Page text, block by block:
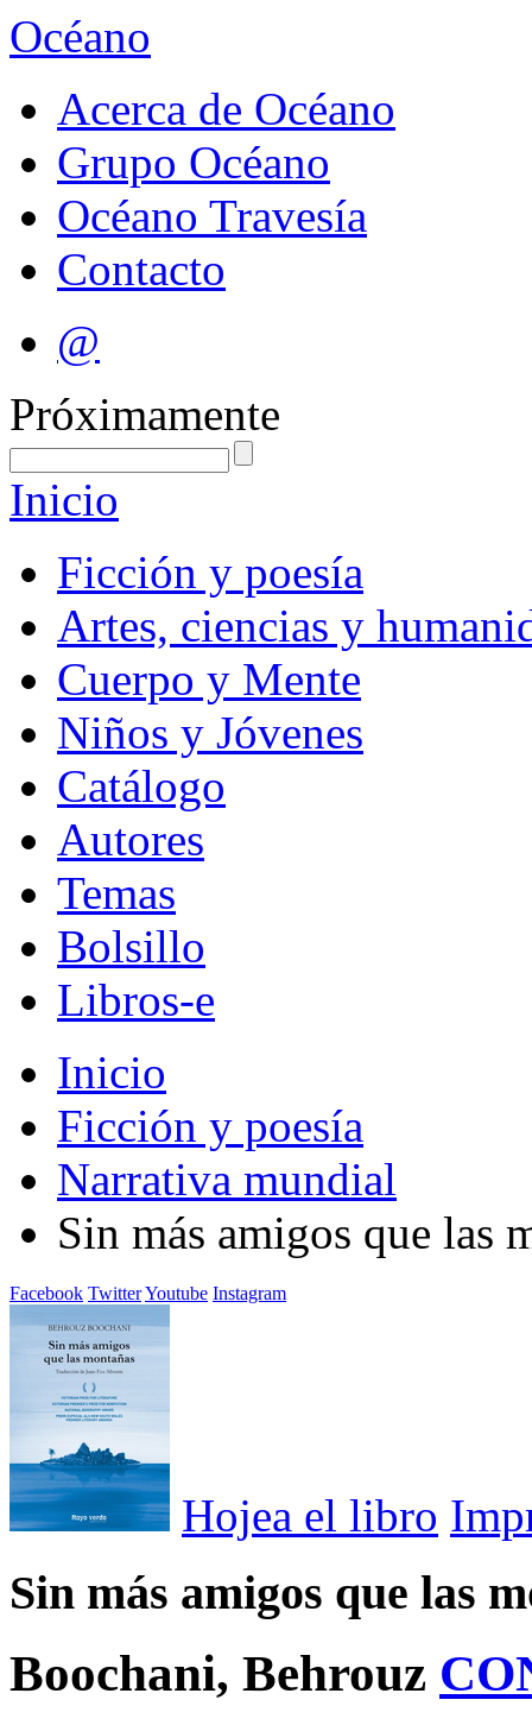
Océano
Acerca de Océano
Grupo Océano
Océano Travesía
Contacto
@
Próximamente
Inicio
Ficción y poesía
Artes, ciencias y
Cuerpo y Mente
Niños y Jóvenes
Catálogo
Autores
Temas
Bolsillo
Libros-e
Inicio
Ficción y poesía
Narrativa mundial
Sin más amigos que las
Facebook TwitterYoutube Instagram
Hojea el libro
Sin más amigos que las
Boochani, Behrouz